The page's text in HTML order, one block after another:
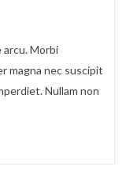
arcu. Morbi
magna nec suscipit
Nullam non